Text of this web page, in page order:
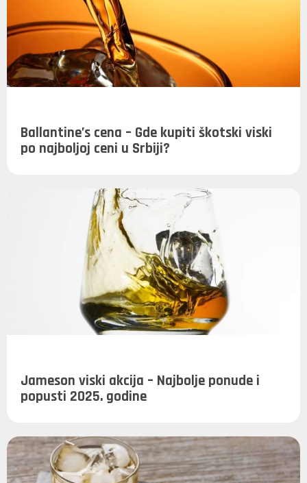
Ballantine’s cena – Gde kupiti škotski viski
po najboljoj ceni u Srbiji?
Jameson viski akcija – Najbolje ponude i
popusti 2025. godine